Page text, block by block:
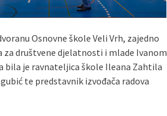
Osnovne škole Veli Vrh, zajedno
za društvene djelatnosti i mlade Ivanom
bila je ravnateljica škole Ileana Zahtila
te predstavnik izvođača radova